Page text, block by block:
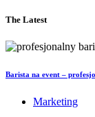
The Latest
Barista na event –
Marketing